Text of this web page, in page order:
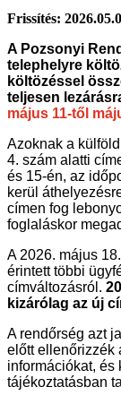
Frissítés:
A Pozsonyi
telephelyre
költözéssel
teljesen
május 11-től
Azoknak a
4. szám alatti
és 15-én, az
kerül
címen fog
foglaláskor
A 2026. május
érintett többi
címváltozásról.
kizárólag az új
A rendőrség azt
előtt ellenőrizzék
információkat, és
tájékoztatásban